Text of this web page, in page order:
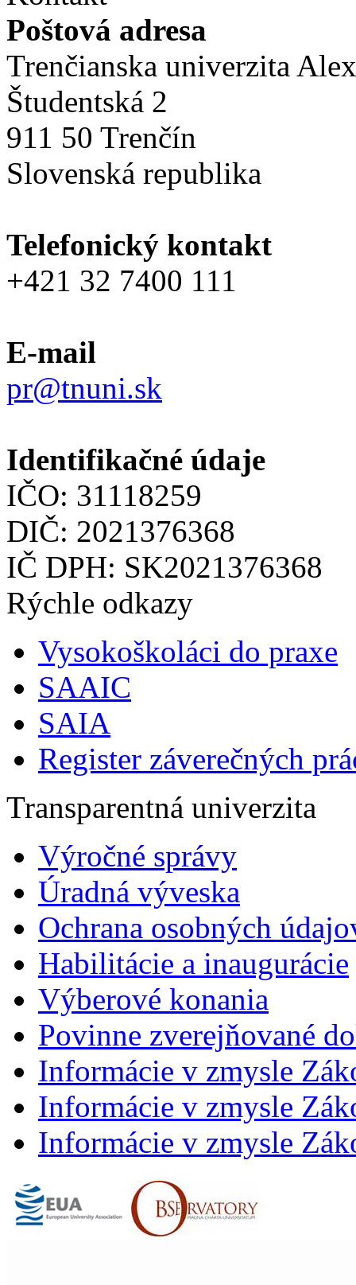
Poštová adresa
Trenčianska univerzita
Študentská 2
911 50 Trenčín
Slovenská republika
Telefonický kontakt
+421 32 7400 111
E-mail
pr@tnuni.sk
Identifikačné údaje
IČO: 31118259
DIČ: 2021376368
IČ DPH: SK2021376368
Rýchle odkazy
Vysokoškoláci do praxe
SAAIC
SAIA
Register záverečných
Transparentná univerzita
Výročné správy
Úradná výveska
Ochrana osobných
Habilitácie a inaugurácie
Výberové konania
Povinne zverejňované
Informácie v zmysle
Informácie v zmysle
Informácie v zmysle